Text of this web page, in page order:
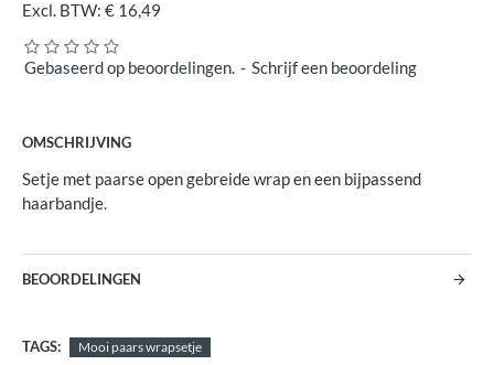
Gebaseerd op beoordelingen. - Schrijf een beoordeling
Excl. BTW: € 16,49
OMSCHRIJVING
Setje met paarse open gebreide wrap en een bijpassend
haarbandje.
BEOORDELINGEN
TAGS: Mooi paars wrapsetje